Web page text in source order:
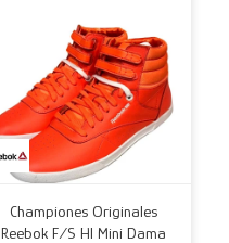
Championes Originales
Reebok F/S HI Mini Dama